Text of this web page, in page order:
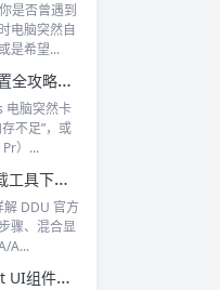
是否曾遇到
电脑突然自
是希望...
Windows虚拟内存设置全攻略：从原理到实操，解决内存不足卡顿问题
电脑突然卡
不足”，或
）...
DDU显卡驱动彻底卸载工具下载及使用教程 | 官方下载 + 安全模式教程 + 高级设置详解
解 DDU 官方
骤、混合显
A...
2026年十大顶级React UI组件库实战指南：选型、优势与场景落地